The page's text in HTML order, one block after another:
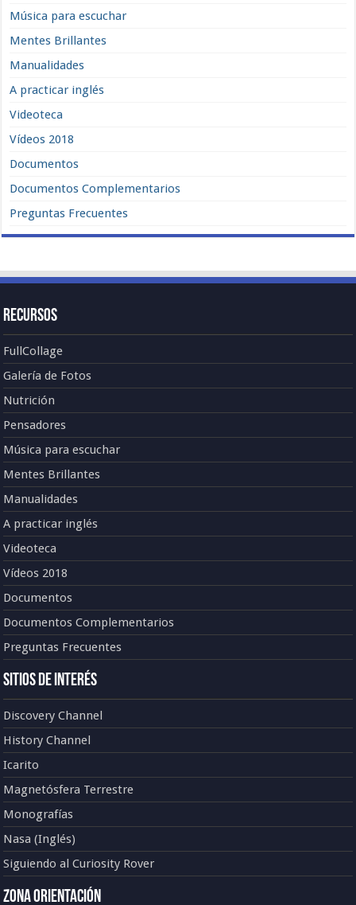
Música para escuchar
Mentes Brillantes
Manualidades
A practicar inglés
Videoteca
Vídeos 2018
Documentos
Documentos Complementarios
Preguntas Frecuentes
Recursos
FullCollage
Galería de Fotos
Nutrición
Pensadores
Música para escuchar
Mentes Brillantes
Manualidades
A practicar inglés
Videoteca
Vídeos 2018
Documentos
Documentos Complementarios
Preguntas Frecuentes
Sitios de Interés
Discovery Channel
History Channel
Icarito
Magnetósfera Terrestre
Monografías
Nasa (Inglés)
Siguiendo al Curiosity Rover
Zona Orientación